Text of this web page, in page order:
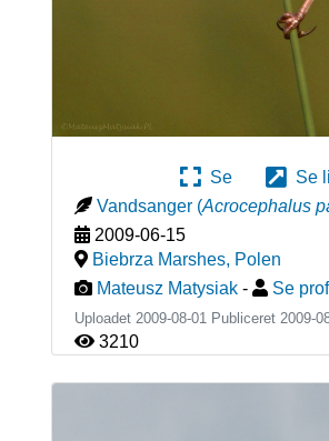
Se
Se
Vandsanger (Acrocephalus
2009-06-15
Biebrza Marshes, Polen
Mateusz Matysiak - Se
Uploadet 2009-08-01 Publiceret 2009-
3210